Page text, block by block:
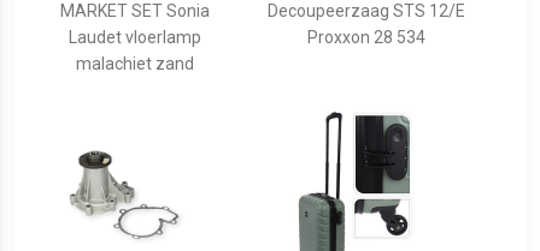
MARKET SET Sonia
Laudet vloerlamp
malachiet zand
Decoupeerzaag STS 12/E
Proxxon 28 534